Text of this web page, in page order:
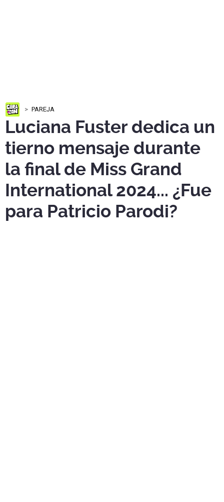
PAREJA
Luciana Fuster dedica un
tierno mensaje durante
la final de Miss Grand
International 2024... ¿Fue
para Patricio Parodi?